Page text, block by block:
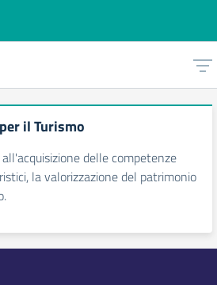
il Turismo
delle competenze
la valorizzazione del patrimonio